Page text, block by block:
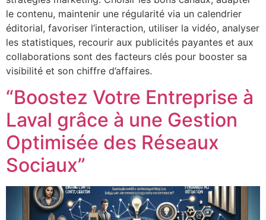
le contenu, maintenir une régularité via un calendrier
éditorial, favoriser l’interaction, utiliser la vidéo, analyser
les statistiques, recourir aux publicités payantes et aux
collaborations sont des facteurs clés pour booster sa
visibilité et son chiffre d’affaires.
“Boostez Votre Entreprise à
Laval grâce à une Gestion
Optimisée des Réseaux
Sociaux”